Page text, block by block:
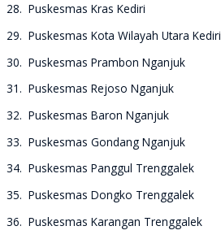
28. Puskesmas Kras Kediri
29. Puskesmas Kota Wilayah Utara Kediri
30. Puskesmas Prambon Nganjuk
31. Puskesmas Rejoso Nganjuk
32. Puskesmas Baron Nganjuk
33. Puskesmas Gondang Nganjuk
34. Puskesmas Panggul Trenggalek
35. Puskesmas Dongko Trenggalek
36. Puskesmas Karangan Trenggalek